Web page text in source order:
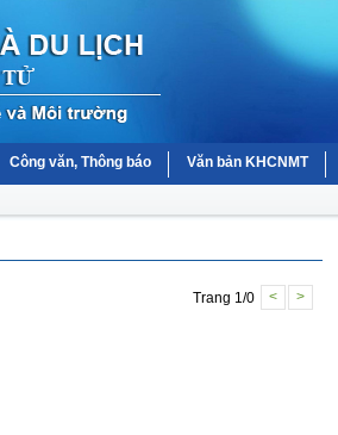
Công văn, Thông báo Văn bản KHCNMT
Trang 1/0 < >